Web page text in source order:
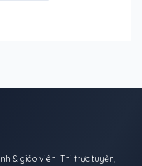
& giáo viên. Thi trực tuyến,